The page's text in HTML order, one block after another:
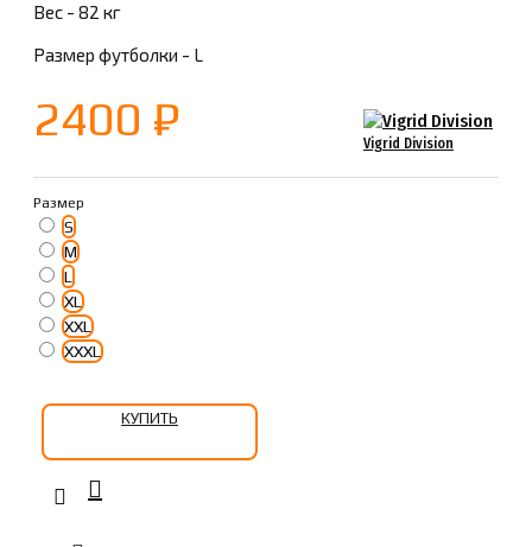
Вес - 82 кг
Размер футболки - L
2400 ₽ Vigrid Division
Размер
S
M
L
XL
XXL
XXXL
КУПИТЬ